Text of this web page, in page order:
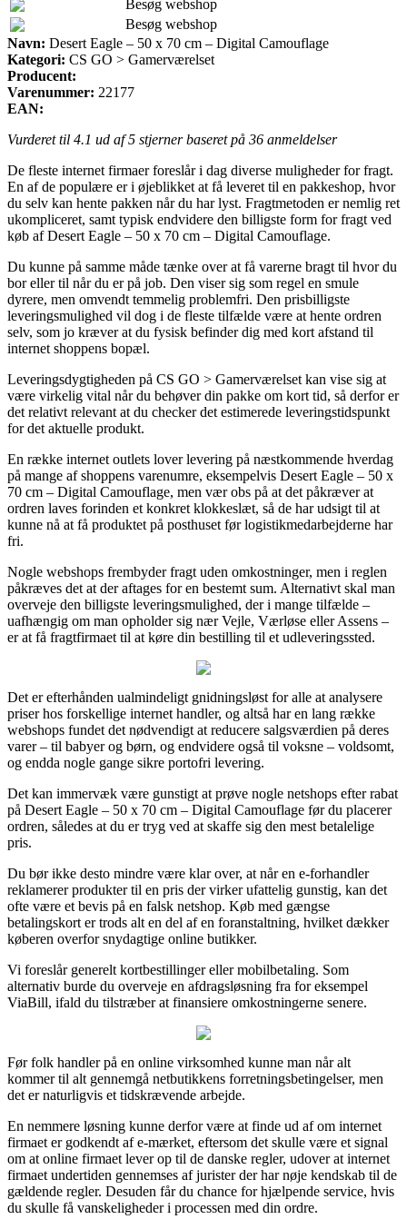
Besøg webshop
Besøg webshop
Navn: Desert Eagle – 50 x 70 cm – Digital Camouflage
Kategori: CS GO > Gamerværelset
Producent:
Varenummer: 22177
EAN:
Vurderet til 4.1 ud af 5 stjerner baseret på 36 anmeldelser
De fleste internet firmaer foreslår i dag diverse muligheder for fragt.
En af de populære er i øjeblikket at få leveret til en pakkeshop, hvor
du selv kan hente pakken når du har lyst. Fragtmetoden er nemlig ret
ukompliceret, samt typisk endvidere den billigste form for fragt ved
køb af Desert Eagle – 50 x 70 cm – Digital Camouflage.
Du kunne på samme måde tænke over at få varerne bragt til hvor du
bor eller til når du er på job. Den viser sig som regel en smule
dyrere, men omvendt temmelig problemfri. Den prisbilligste
leveringsmulighed vil dog i de fleste tilfælde være at hente ordren
selv, som jo kræver at du fysisk befinder dig med kort afstand til
internet shoppens bopæl.
Leveringsdygtigheden på CS GO > Gamerværelset kan vise sig at
være virkelig vital når du behøver din pakke om kort tid, så derfor er
det relativt relevant at du checker det estimerede leveringstidspunkt
for det aktuelle produkt.
En række internet outlets lover levering på næstkommende hverdag
på mange af shoppens varenumre, eksempelvis Desert Eagle – 50 x
70 cm – Digital Camouflage, men vær obs på at det påkræver at
ordren laves forinden et konkret klokkeslæt, så de har udsigt til at
kunne nå at få produktet på posthuset før logistikmedarbejderne har
fri.
Nogle webshops frembyder fragt uden omkostninger, men i reglen
påkræves det at der aftages for en bestemt sum. Alternativt skal man
overveje den billigste leveringsmulighed, der i mange tilfælde –
uafhængig om man opholder sig nær Vejle, Værløse eller Assens –
er at få fragtfirmaet til at køre din bestilling til et udleveringssted.
Det er efterhånden ualmindeligt gnidningsløst for alle at analysere
priser hos forskellige internet handler, og altså har en lang række
webshops fundet det nødvendigt at reducere salgsværdien på deres
varer – til babyer og børn, og endvidere også til voksne – voldsomt,
og endda nogle gange sikre portofri levering.
Det kan immervæk være gunstigt at prøve nogle netshops efter rabat
på Desert Eagle – 50 x 70 cm – Digital Camouflage før du placerer
ordren, således at du er tryg ved at skaffe sig den mest betalelige
pris.
Du bør ikke desto mindre være klar over, at når en e-forhandler
reklamerer produkter til en pris der virker ufattelig gunstig, kan det
ofte være et bevis på en falsk netshop. Køb med gængse
betalingskort er trods alt en del af en foranstaltning, hvilket dækker
køberen overfor snydagtige online butikker.
Vi foreslår generelt kortbestillinger eller mobilbetaling. Som
alternativ burde du overveje en afdragsløsning fra for eksempel
ViaBill, ifald du tilstræber at finansiere omkostningerne senere.
Før folk handler på en online virksomhed kunne man når alt
kommer til alt gennemgå netbutikkens forretningsbetingelser, men
det er naturligvis et tidskrævende arbejde.
En nemmere løsning kunne derfor være at finde ud af om internet
firmaet er godkendt af e-mærket, eftersom det skulle være et signal
om at online firmaet lever op til de danske regler, udover at internet
firmaet undertiden gennemses af jurister der har nøje kendskab til de
gældende regler. Desuden får du chance for hjælpende service, hvis
du skulle få vanskeligheder i processen med din ordre.